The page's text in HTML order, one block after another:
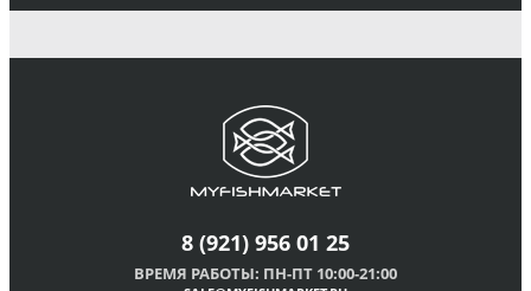
8 (921) 956 01 25
ВРЕМЯ РАБОТЫ: ПН-ПТ 10:00-21:00